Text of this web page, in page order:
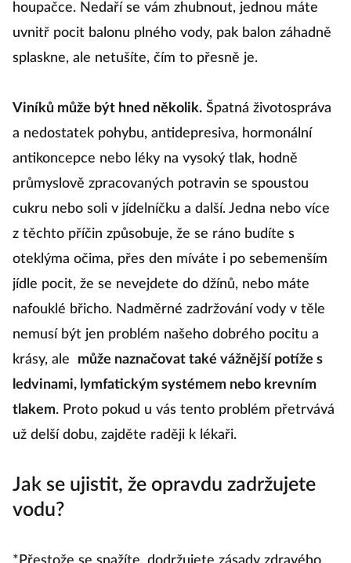
houpačce. Nedaří se vám zhubnout, jednou máte
uvnitř pocit balonu plného vody, pak balon záhadně
splaskne, ale netušíte, čím to přesně je.
Viníků může být hned několik. Špatná životospráva
a nedostatek pohybu, antidepresiva, hormonální
antikoncepce nebo léky na vysoký tlak, hodně
průmyslově zpracovaných potravin se spoustou
cukru nebo soli v jídelníčku a další. Jedna nebo více
z těchto příčin způsobuje, že se ráno budíte s
oteklýma očima, přes den míváte i po sebemenším
jídle pocit, že se nevejdete do džínů, nebo máte
nafouklé břicho. Nadměrné zadržování vody v těle
nemusí být jen problém našeho dobrého pocitu a
krásy, ale
může naznačovat také vážnější potíže s
ledvinami, lymfatickým systémem nebo krevním
tlakem. Proto pokud u vás tento problém přetrvává
už delší dobu, zajděte raději k lékaři.
Jak se ujistit, že opravdu zadržujete
vodu?